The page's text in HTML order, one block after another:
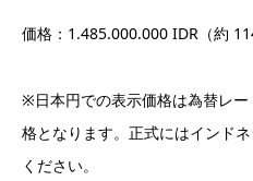
価格：1.485.000.000 IDR（約
※日本円での表示価格は為替レ
格となります。正式にはインド
ください。